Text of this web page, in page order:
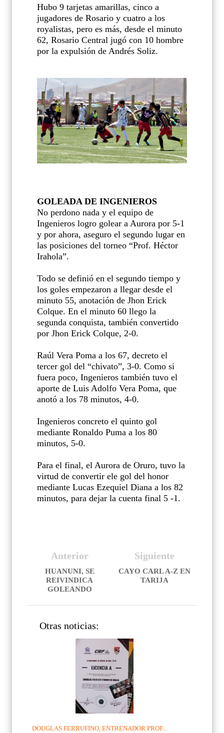
Hubo 9 tarjetas amarillas, cinco a
jugadores de Rosario y cuatro a los
royalistas, pero es más, desde el minuto
62, Rosario Central jugó con 10 hombre
por la expulsión de Andrés Soliz.
GOLEADA DE INGENIEROS
No perdono nada y el equipo de
Ingenieros logro golear a Aurora por 5-1
y por ahora, aseguro el segundo lugar en
las posiciones del torneo “Prof. Héctor
Irahola”.
Todo se definió en el segundo tiempo y
los goles empezaron a llegar desde el
minuto 55, anotación de Jhon Erick
Colque. En el minuto 60 llego la
segunda conquista, también convertido
por Jhon Erick Colque, 2-0.
Raúl Vera Poma a los 67, decreto el
tercer gol del “chivato”, 3-0. Como si
fuera poco, Ingenieros también tuvo el
aporte de Luis Adolfo Vera Poma, que
anotó a los 78 minutos, 4-0.
Ingenieros concreto el quinto gol
mediante Ronaldo Puma a los 80
minutos, 5-0.
Para el final, el Aurora de Oruro, tuvo la
virtud de convertir ele gol del honor
mediante Lucas Ezequiel Diana a los 82
minutos, para dejar la cuenta final 5 -1.
Siguiente
CAYO CARL A-Z EN
TARIJA
Anterior
HUANUNI, SE
REIVINDICA
GOLEANDO
Otras noticias:
DOUGLAS FERRUFINO, ENTRENADOR PROF...